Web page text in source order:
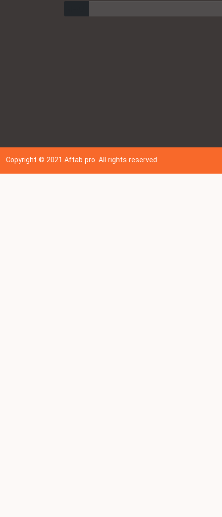
Copyright © 202 1Aftab pro. All rights reserved.